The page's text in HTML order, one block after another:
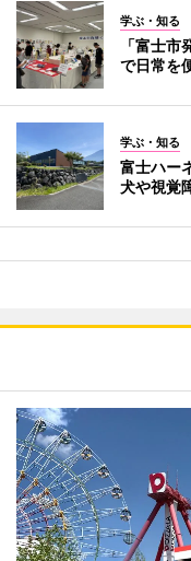
学ぶ・知る
「富士
で日常を
学ぶ・知る
富士ハー
犬や視覚